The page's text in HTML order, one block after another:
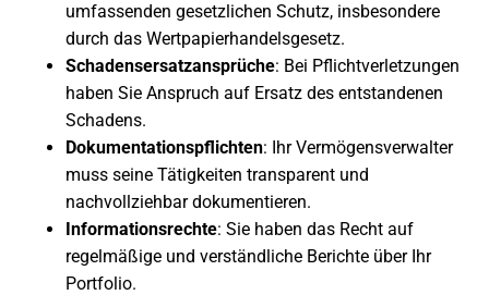
umfassenden gesetzlichen Schutz, insbesondere
durch das Wertpapierhandelsgesetz.
Schadensersatzansprüche: Bei Pflichtverletzungen
haben Sie Anspruch auf Ersatz des entstandenen
Schadens.
Dokumentationspflichten: Ihr Vermögensverwalter
muss seine Tätigkeiten transparent und
nachvollziehbar dokumentieren.
Informationsrechte: Sie haben das Recht auf
regelmäßige und verständliche Berichte über Ihr
Portfolio.